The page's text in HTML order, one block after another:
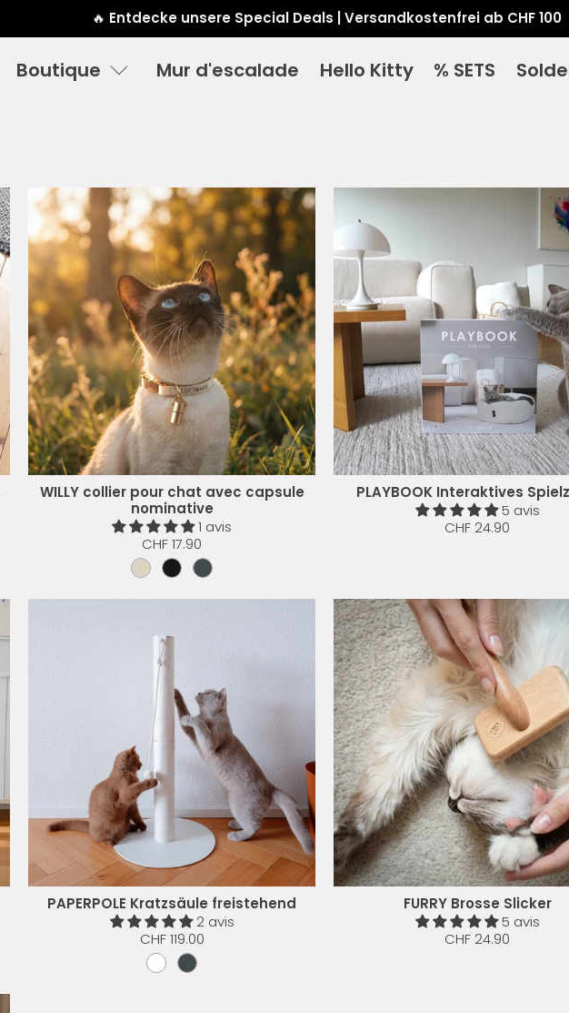
🔥 Entdecke unsere Special Deals | Versandkostenfrei ab CHF 100
Boutique Mur d'escalade Hello Kitty % SETS
WILLY collier pour chat avec capsule
nominative
1 avis
CHF 17.90
PLAYBOOK Interaktives
5 avis
CHF 24.90
PAPERPOLE Kratzsäule freistehend
2 avis
CHF 119.00
FURRY Brosse Slicker
5 avis
CHF 24.90